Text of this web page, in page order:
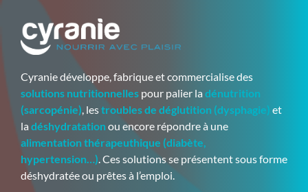
Cyranie développe, fabrique et commercialise des
solutions nutritionnelles pour palier la dénutrition
(sarcopénie) , lestroubles de déglutition (dysphagie) et
la déshydratation ou encore répondre à une
alimentation thérapeuthique (diabète,
hypertension…) . Ces solutions se présentent sous forme
déshydratée ou prêtes à l’emploi.